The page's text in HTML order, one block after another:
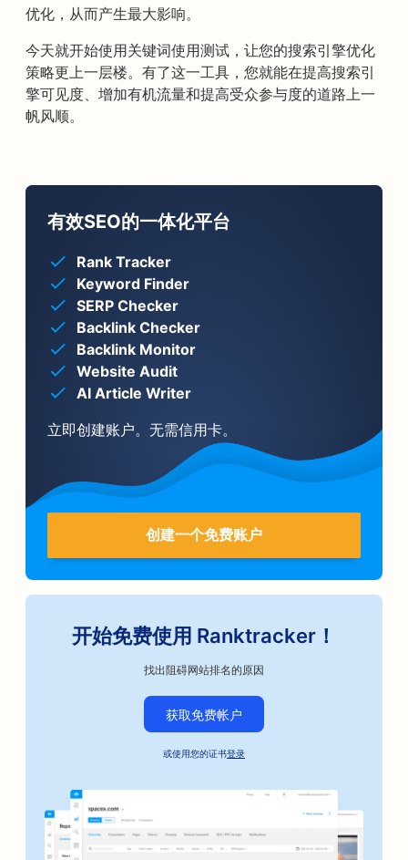
优化，从而产生最大影响。
今天就开始使用关键词使用测试，让您的搜索引擎优化
策略更上一层楼。有了这一工具，您就能在提高搜索引
擎可见度、增加有机流量和提高受众参与度的道路上一
帆风顺。
有效SEO的一体化平台
Rank Tracker
Keyword Finder
SERP Checker
Backlink Checker
Backlink Monitor
Website Audit
AI Article Writer
立即创建账户。无需信用卡。
创建一个免费账户
开始免费使用 Ranktracker！
找出阻碍网站排名的原因
获取免费帐户
或使用您的证书登录